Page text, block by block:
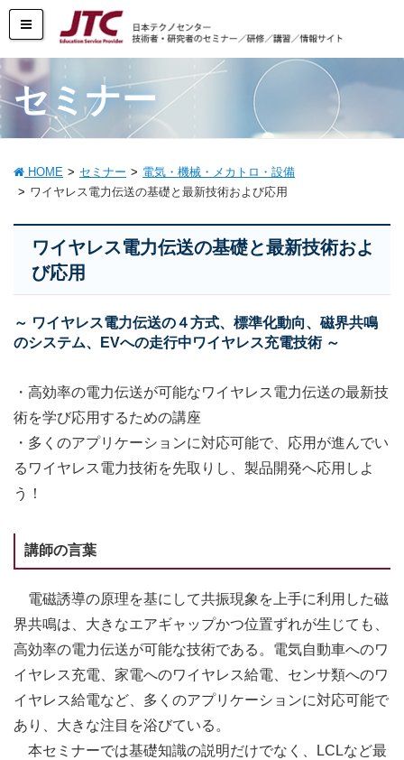
セミナー
HOME セミナー
電気・機械・メカトロ・設備
ワイヤレス電力伝送の基礎と最新技術および応用
ワイヤレス電力伝送の基礎と最新技術およ
び応用
～ ワイヤレス電力伝送の４方式、標準化動向、磁界共鳴
のシステム、EVへの走行中ワイヤレス充電技術 ～
・高効率の電力伝送が可能なワイヤレス電力伝送の最新技
術を学び応用するための講座
・多くのアプリケーションに対応可能で、応用が進んでい
るワイヤレス電力技術を先取りし、製品開発へ応用しよ
う！
講師の言葉
電磁誘導の原理を基にして共振現象を上手に利用した磁
界共鳴は、大きなエアギャップかつ位置ずれが生じても、
高効率の電力伝送が可能な技術である。電気自動車へのワ
イヤレス充電、家電へのワイヤレス給電、センサ類へのワ
イヤレス給電など、多くのアプリケーションに対応可能で
あり、大きな注目を浴びている。
本セミナーでは基礎知識の説明だけでなく、LCLなど最